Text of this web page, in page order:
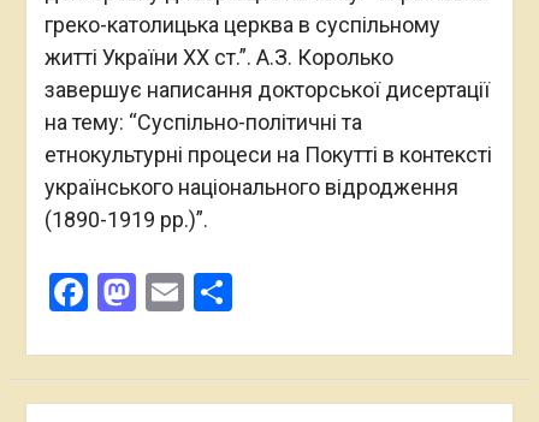
греко-католицька церква в суспільному
житті України ХХ ст.”. А.З. Королько
завершує написання докторської дисертації
на тему: “Суспільно-політичні та
етнокультурні процеси на Покутті в контексті
українського національного відродження
(1890-1919 рр.)”.
Facebook
Mastodon
EmailПоділитися